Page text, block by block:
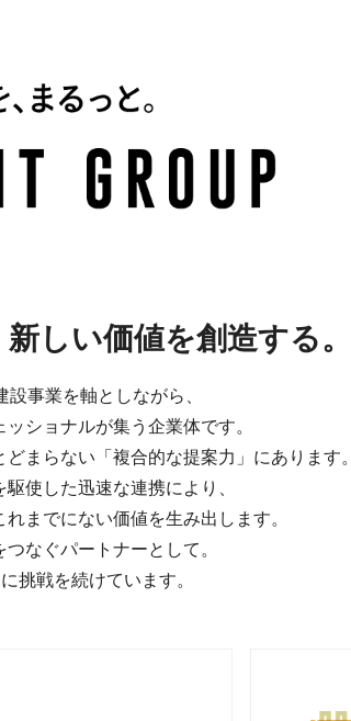
新しい価値を創造する。
事業を軸としながら、
ショナルが集う企業体です。
まらない「複合的な提案力」にあります。
使した迅速な連携により、
までにない価値を生み出します。
なぐパートナーとして。
挑戦を続けています。